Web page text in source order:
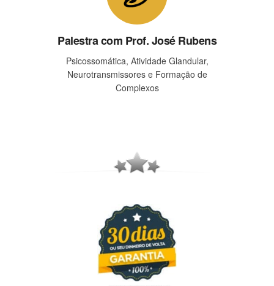
Palestra com Prof. José Rubens
Psicossomática, Atividade Glandular,
Neurotransmissores e Formação de
Complexos